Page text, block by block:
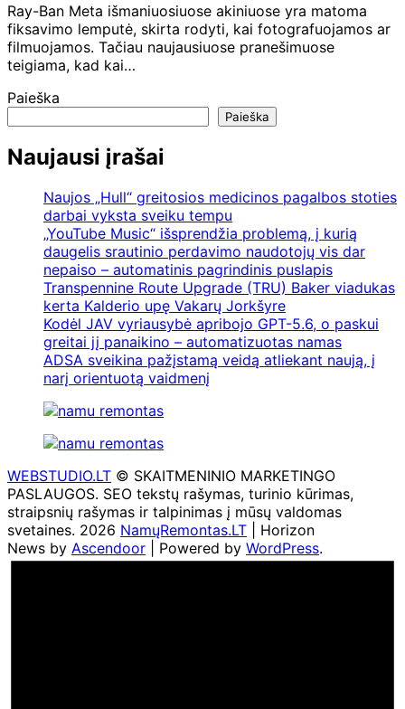
Ray-Ban Meta išmaniuosiuose akiniuose yra matoma
fiksavimo lemputė, skirta rodyti, kai fotografuojamos ar
filmuojamos. Tačiau naujausiuose pranešimuose
teigiama, kad kai…
Paieška
Paieška
Naujausi įrašai
Naujos „Hull“ greitosios medicinos pagalbos stoties
darbai vyksta sveiku tempu
„YouTube Music“ išsprendžia problemą, į kurią
daugelis srautinio perdavimo naudotojų vis dar
nepaiso – automatinis pagrindinis puslapis
Transpennine Route Upgrade (TRU) Baker viadukas
kerta Kalderio upę Vakarų Jorkšyre
Kodėl JAV vyriausybė apribojo GPT-5.6, o paskui
greitai jį panaikino – automatizuotas namas
ADSA sveikina pažįstamą veidą atliekant naują, į
narį orientuotą vaidmenį
WEBSTUDIO.LT © SKAITMENINIO MARKETINGO
PASLAUGOS. SEO tekstų rašymas, turinio kūrimas,
straipsnių rašymas ir talpinimas į mūsų valdomas
svetaines. 2026 NamųRemontas.LT | Horizon
News by Ascendoor | Powered by WordPress.